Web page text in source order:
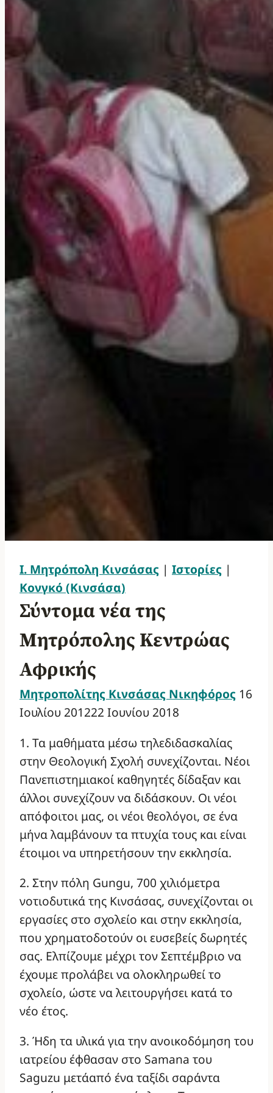
Ι. Μητρόπολη Κινσάσας | Ιστορίες |
Κονγκό (Κινσάσα)
Σύντομα νέα της
Μητρόπολης Κεντρώας
Αφρικής
Μητροπολίτης Κινσάσας Νικηφόρος 16
Ιουλίου 201222 Ιουνίου 2018
1. Τα μαθήματα μέσω τηλεδιδασκαλίας
στην Θεολογική Σχολή συνεχίζονται. Νέοι
Πανεπιστημιακοί καθηγητές δίδαξαν και
άλλοι συνεχίζουν να διδάσκουν. Οι νέοι
απόφοιτοι μας, οι νέοι θεολόγοι, σε ένα
μήνα λαμβάνουν τα πτυχία τους και είναι
έτοιμοι να υπηρετήσουν την εκκλησία.
2. Στην πόλη Gungu, 700 χιλιόμετρα
νοτιοδυτικά της Κινσάσας, συνεχίζονται οι
εργασίες στο σχολείο και στην εκκλησία,
που χρηματοδοτούν οι ευσεβείς δωρητές
σας. Ελπίζουμε μέχρι τον Σεπτέμβριο να
έχουμε προλάβει να ολοκληρωθεί το
σχολείο, ώστε να λειτουργήσει κατά το
νέο έτος.
3. Ήδη τα υλικά για την ανοικοδόμηση του
ιατρείου έφθασαν στο Samana του
Saguzu μετάαπό ένα ταξίδι σαράντα